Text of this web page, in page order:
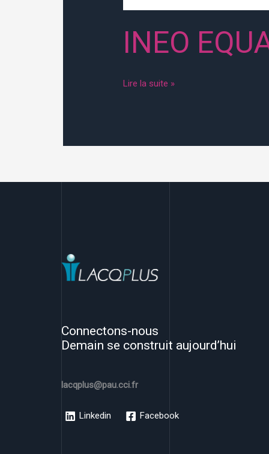
INEO
Lire la suite »
Connectons-nous
Demain se construit aujourd’hui
lacqplus@pau.cci.fr
Linkedin Facebook